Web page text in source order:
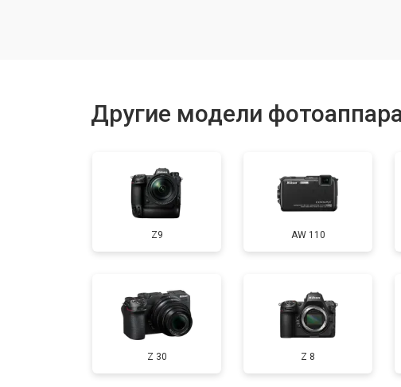
Замена CCD/CMOS матрицы
Ремонт материнской платы
Чистка матрицы
Другие модели
Z9 AW 110
Z 30 Z 8